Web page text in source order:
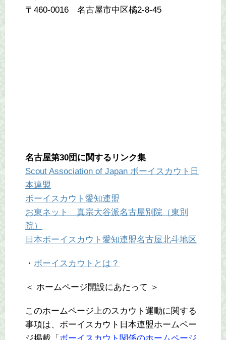
〒460-0016 名古屋市中区橘2-8-45
名古屋第30団に関するリンク集
Scout Association of Japan ボーイスカウト日
本連盟
ボーイスカウト愛知連盟
お東ネット 真宗大谷派名古屋別院（東別
院）
日本ボーイスカウト愛知連盟名古屋北斗地区
・ ボーイスカウトとは？
＜ ホームページ開設にあたって ＞
このホームページ上のスカウト運動に関する
事項は、ボーイスカウト日本連盟ホームペー